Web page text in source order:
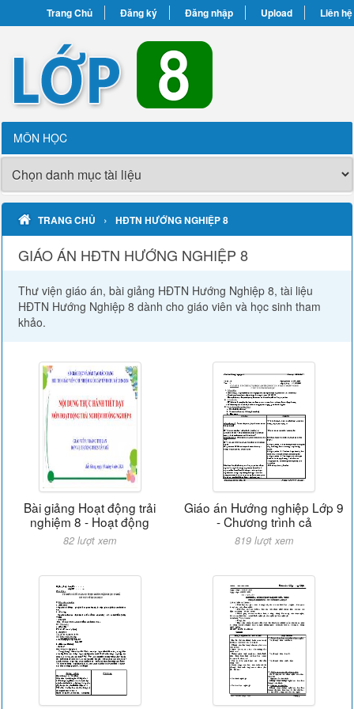
Trang Chủ Đăng ký Đăng nhập Upload Liên hệ
MÔN HỌC
TRANG CHỦ › HĐTN HƯỚNG NGHIỆP 8
GIÁO ÁN HĐTN HƯỚNG NGHIỆP 8
Thư viện giáo án, bài giảng HĐTN Hướng Nghiệp 8, tài liệu
HĐTN Hướng Nghiệp 8 dành cho giáo viên và học sinh tham
khảo.
Bài giảng Hoạt động trải
nghiệm 8 - Hoạt động
82 lượt xem
Giáo án Hướng nghiệp Lớp 9
- Chương trình cả
819 lượt xem